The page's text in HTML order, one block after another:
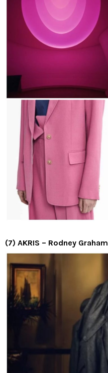
(7) AKRIS – Rodney Graham